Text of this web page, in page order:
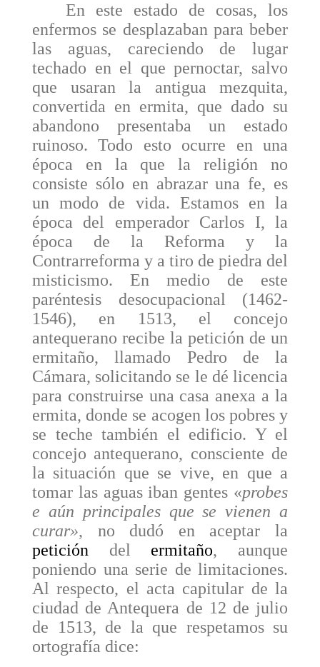
En este estado de cosas, los
enfermos se despla­zaban para beber
las aguas, careciendo de lugar
techado en el que pernoctar, salvo
que usaran la antigua mezquita,
convertida en ermita, que dado su
abandono presentaba un estado
ruinoso. Todo esto ocurre en una
época en la que la religión no
consiste sólo en abrazar una fe, es
un modo de vida. Estamos en la
época del emperador Carlos I, la
época de la Reforma y la
Contrarreforma y a tiro de piedra del
misticismo. En medio de este
paréntesis desocupacional (1462-
1546), en 1513, el concejo
antequerano recibe la petición de un
ermitaño, llamado Pedro de la
Cámara, solicitando se le dé licencia
para construirse una casa anexa a la
ermita, donde se acogen los pobres y
se teche también el edificio. Y el
concejo antequerano, consciente de
la situación que se vive, en que a
tomar las aguas iban gentes «probes
e aún principales que se vienen a
curar», no dudó en aceptar la
petición del ermitaño, aunque
poniendo una serie de limitaciones.
Al respecto, el acta capitular de la
ciudad de Antequera de 12 de julio
de 1513, de la que respetamos su
ortografía dice: